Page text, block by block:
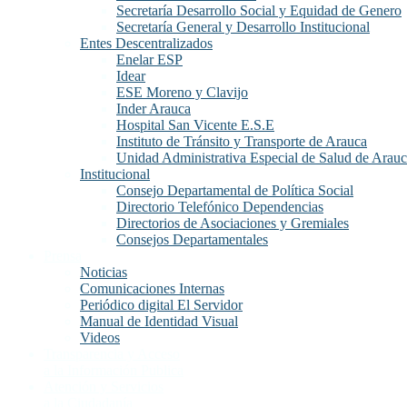
Secretaría Desarrollo Social y Equidad de Genero
Secretaría General y Desarrollo Institucional
Entes Descentralizados
Enelar ESP
Idear
ESE Moreno y Clavijo
Inder Arauca
Hospital San Vicente E.S.E
Instituto de Tránsito y Transporte de Arauca
Unidad Administrativa Especial de Salud de
Institucional
Consejo Departamental de Política Social
Directorio Telefónico Dependencias
Directorios de Asociaciones y Gremiales
Consejos Departamentales
Noticias
Comunicaciones Internas
Periódico digital El Servidor
Manual de Identidad Visual
Videos